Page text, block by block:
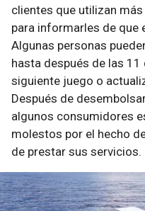
clientes que utilizan
para informarles de que
Algunas personas
hasta después de las
siguiente juego o
Después de
algunos consumidores
molestos por el hecho
de prestar sus servicios.